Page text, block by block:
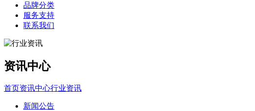
品牌分类
服务支持
联系我们
资讯中心
首页资讯中心行业资讯
新闻公告